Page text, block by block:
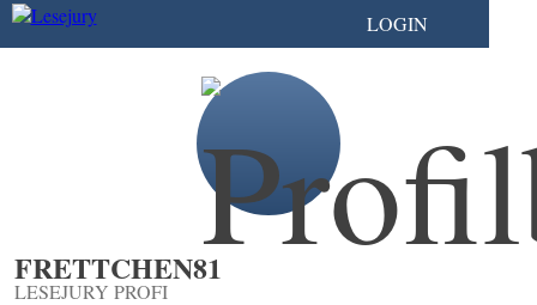
LOGIN
FRETTCHEN81
LESEJURY PROFI